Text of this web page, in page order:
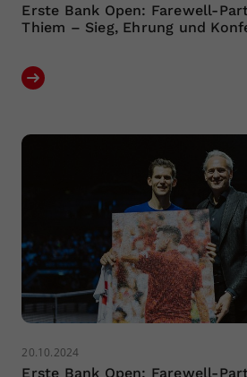
Erste Bank Open: Farewell-
Thiem – Sieg, Ehrung und
20.10.2024
Erste Bank Open: Farewell-